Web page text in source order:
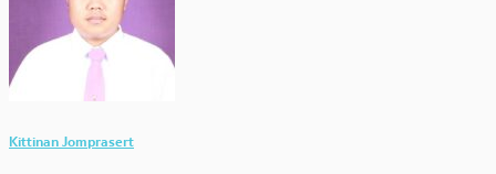
Kittinan Jomprasert